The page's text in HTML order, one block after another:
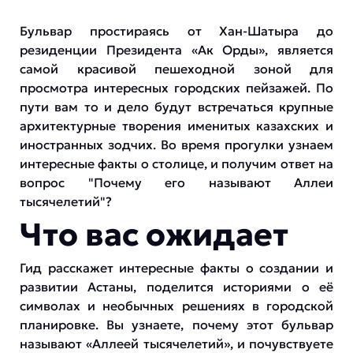
Бульвар простираясь от Хан-Шатыра до
резиденции Президента «Ак Орды», является
самой красивой пешеходной зоной для
просмотра интересных городских пейзажей. По
пути вам то и дело будут встречаться крупные
архитектурные творения именитых казахских и
иностранных зодчих. Во время прогулки узнаем
интересные факты о столице, и получим ответ на
вопрос "Почему его называют Аллеи
тысячелетий"?
Что вас ожидает
Гид расскажет интересные факты о создании и
развитии Астаны, поделится историями о её
символах и необычных решениях в городской
планировке. Вы узнаете, почему этот бульвар
называют «Аллеей тысячелетий», и почувствуете